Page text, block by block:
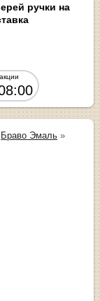
ручки на
Браво Эмаль »